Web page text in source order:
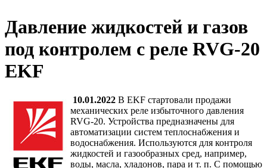
Давление жидкостей и газов
под контролем с реле RVG-20
EKF
10.01.2022 В EKF стартовали продажи
механических реле избыточного давления
RVG-20. Устройства предназначены для
автоматизации систем теплоснабжения и
водоснабжения. Используются для контроля
жидкостей и газообразных сред, например,
воды, масла, хладонов, пара и т. п. С помощью